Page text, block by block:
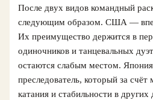
После двух видов командный
следующим образом. США —
Их преимущество держится в
одиночников и танцевальных
остаются слабым местом.
преследователь, который за
катания и стабильности в